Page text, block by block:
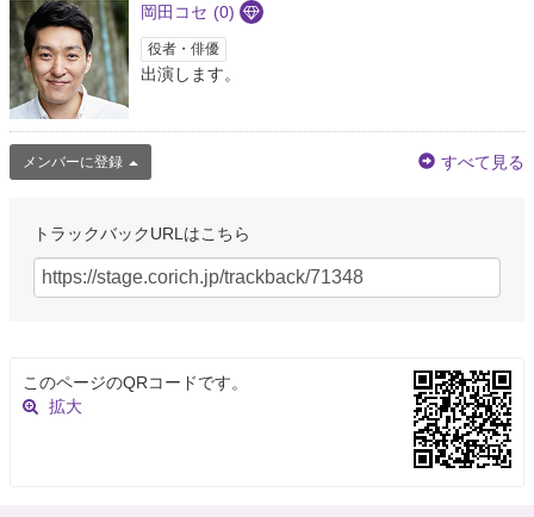
ぱる(るん) ³⁹
@sennaizm1994
ことのはbox オフィシャルROOM 配信中!!
にゃお♡
@xd6xPHNfcKemrnu
れいくまたん
8年以上前
岡田コセ (0)
役者・俳優
出演します。
メンバーに登録 すべて見る
トラックバックURLはこちら
このページのQRコードです。
拡大